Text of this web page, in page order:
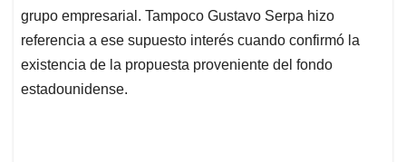
grupo empresarial. Tampoco Gustavo Serpa hizo
referencia a ese supuesto interés cuando confirmó la
existencia de la propuesta proveniente del fondo
estadounidense.